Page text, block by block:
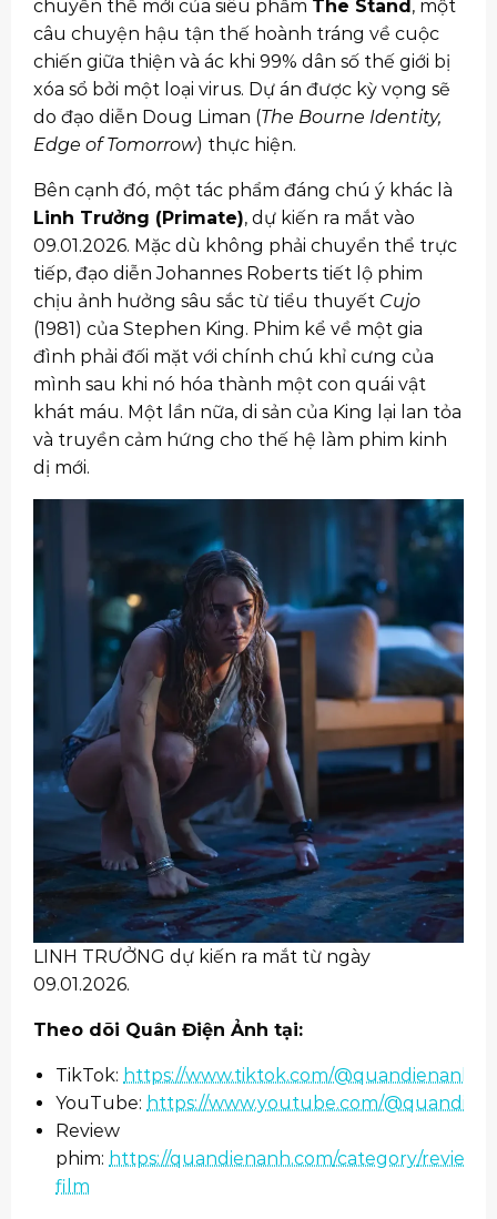
chuyển thể mới của siêu phẩm The Stand , một
câu chuyện hậu tận thế hoành tráng về cuộc
chiến giữa thiện và ác khi 99% dân số thế giới bị
xóa sổ bởi một loại virus. Dự án được kỳ vọng sẽ
do đạo diễn Doug Liman (The Bourne Identity,
Edge of Tomorrow) thực hiện.
Bên cạnh đó, một tác phẩm đáng chú ý khác là
Linh Trưởng (Primate), dự kiến ra mắt vào
09.01.2026. Mặc dù không phải chuyển thể trực
tiếp, đạo diễn Johannes Roberts tiết lộ phim
chịu ảnh hưởng sâu sắc từ tiểu thuyết Cujo
(1981) của Stephen King. Phim kể về một gia
đình phải đối mặt với chính chú khỉ cưng của
mình sau khi nó hóa thành một con quái vật
khát máu. Một lần nữa, di sản của King lại lan tỏa
và truyền cảm hứng cho thế hệ làm phim kinh
dị mới.
LINH TRƯỞNG dự kiến ra mắt từ ngày
09.01.2026.
Theo dõi Quân Điện Ảnh tại:
TikTok: https://www.tiktok.com/@quandienanh
YouTube: https://www.youtube.com/
Review
phim: https://quandienanh.com/category/review-
film